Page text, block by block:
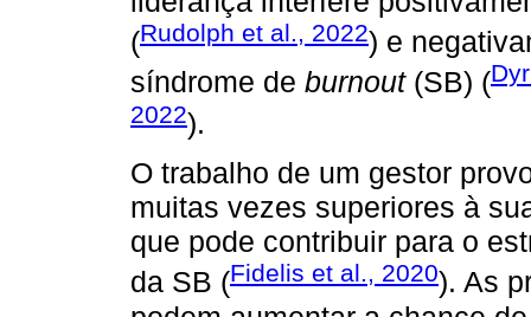
(Rudolph et al., 2022) e
síndrome de burnout(SB) (
2022).
O trabalho de um gestor
muitas vezes superiores à
que pode contribuir para o
da SB (Fidelis et al., 2020). As